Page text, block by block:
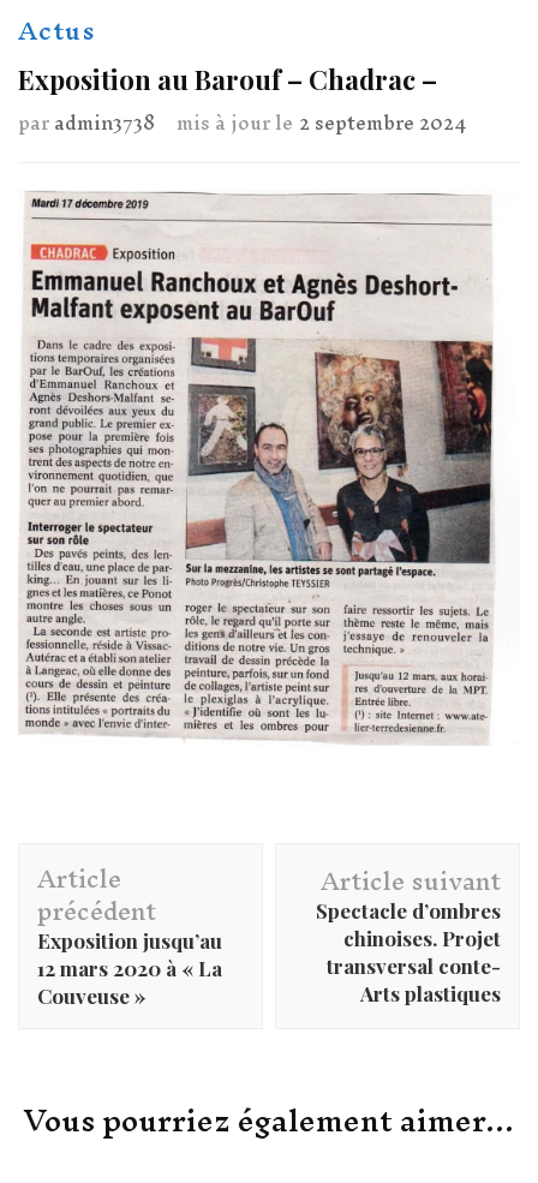
Actus
Exposition au Barouf – Chadrac –
paradmin3738 mis à jour le2 septembre 2024
Navigation
d'article
Article
précédent
Exposition jusqu’au
12 mars 2020 à « La
Couveuse »
Article suivant
Spectacle d’ombres
chinoises. Projet
transversal conte-
Arts plastiques
Vous pourriez également aimer...